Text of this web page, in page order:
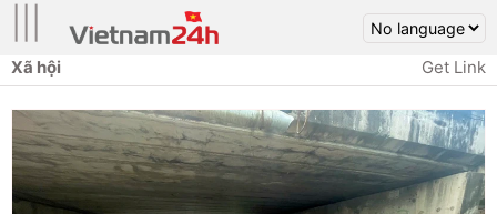
Xã hội Get Link